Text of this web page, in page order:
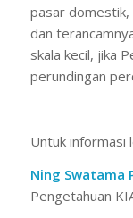
pasar domestik,
dan
skala kecil, jika
perundingan
Untuk informasi
Ning Swatama
Pengetahuan